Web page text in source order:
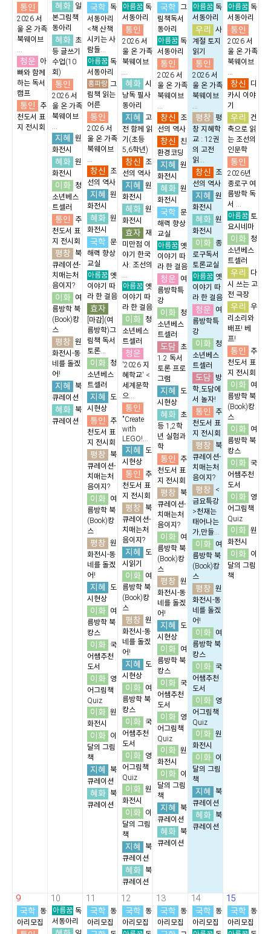
통인
2026 서
울 온 가족
북웨이브
...
청운
아
빠와 함께
하는 독서
캠프
통인
추
천도서 표
지 전시회
혜화
일
본그림책
동아리
혜화
초
등 글쓰기
수업(10
회)
통인
2026 서
울 온 가족
북웨이브
...
지혜
원
화전시
혜화 원
화전시
이화
청
소년베스
트셀러
통인
추
천도서 표
지 전시회
평창
북
큐레이션-
치매는처
음이지?
이화
여
름방학 북
(Book)캉
스
평창 원
화전시-동
네를 돌겠
어!
지혜
북
큐레이션
혜화
북
큐레이션
국학
독
서동아리
<책 산책
시키는 사
람들...
아름꿈 독
서동아리
홍파랑 그
림책 읽는
어른
통인
2026 서
울 온 가족
북웨이브
...
창신
조
선의 역사
지혜
원
화전시
혜화 원
화전시
국학
문
해력 향상
교실
아름꿈 옛
이야기 따
라 한 걸음
효자
[마감](여
름방학)그
림책 독서
토론...
이화
청
소년베스
트셀러
지혜
도
시현상
통인
추
천도서 표
지 전시회
평창
북
큐레이션-
치매는처
음이지?
이화
여
름방학 북
(Book)캉
스
평창 원
화전시-동
네를 돌겠
어!
지혜
도
시현상
이화
여
름방학 북
캉스
이화
국
어쌤추천
도서
이화
영
어그림책
Quiz
이화 원
화전시
이화
이
달의 그림
책
지혜
북
큐레이션
혜화
북
큐레이션
아름꿈 독
서동아리
통인
2026 서
울 온 가족
북웨이브
...
혜화 시
낭독 필사
동아리
지혜
고
전 함께 읽
기(초등
5,6학년)
창신
조
선의 역사
지혜
원
화전시
혜화 원
화전시
효자
재
미만점 이
야기 한국
사: 조선의
...
아름꿈 옛
이야기 따
라 한 걸음
이화
청
소년베스
트셀러
청운
'2026 지
혜학교' <
세계문학
으...
통인
"Create
with
LEGO!...
지혜
도
시현상
통인
추
천도서 표
지 전시회
평창
북
큐레이션-
치매는처
음이지?
지혜
도
시읽기
이화
여
름방학 북
(Book)캉
스
평창 원
화전시-동
네를 돌겠
어!
지혜
도
시현상
이화
여
름방학 북
캉스
이화
국
어쌤추천
도서
이화
영
어그림책
Quiz
이화 원
화전시
이화
이
달의 그림
책
지혜
북
큐레이션
혜화
북
큐레이션
국학
그
림책독서
동아리
아름꿈 독
서동아리
통인
2026 서
울 온 가족
북웨이브
...
창신
조
선의 역사
창신
친
환경코딩
지혜
원
화전시
혜화 원
화전시
국학
문
해력 향상
교실
아름꿈 옛
이야기 따
라 한 걸음
청운
여
름방학특
강
이화
청
소년베스
트셀러
도담
초
1.2 독서
토론 프로
그램
지혜
도
시현상
혜화
초
등 1,2학
년 실험과
학
통인
추
천도서 표
지 전시회
평창
북
큐레이션-
치매는처
음이지?
이화
여
름방학 북
(Book)캉
스
평창 원
화전시-동
네를 돌겠
어!
지혜
도
시현상
이화
여
름방학 북
캉스
이화
국
어쌤추천
도서
이화
영
어그림책
Quiz
이화 원
화전시
이화
이
달의 그림
책
지혜
북
큐레이션
혜화
북
큐레이션
아름꿈 독
서동아리
우리
사
계절 토지
읽기
통인
2026 서
울 온 가족
북웨이브
...
평창 평
창 지혜학
교 : 12권
의 고전
읽...
창신
조
선의 역사
지혜
원
화전시
혜화 원
화전시
이화
종
로구독서
토론교실
아름꿈 옛
이야기 따
라 한 걸음
청운
여
름방학특
강
이화
청
소년베스
트셀러
도담
방
학,도담에
서 놀자!
통인
추
천도서 표
지 전시회
평창
북
큐레이션-
치매는처
음이지?
평창
<
금요특강
>천재는
태어나는
가,만들...
이화
여
름방학 북
(Book)캉
스
평창 원
화전시-동
네를 돌겠
어!
이화
여
름방학 북
캉스
이화
국
어쌤추천
도서
이화
영
어그림책
Quiz
이화 원
화전시
이화
이
달의 그림
책
지혜
북
큐레이션
혜화
북
큐레이션
아름꿈 독
서동아리
통인
2026 서
울 온 가족
북웨이브
...
창신
디
카시 이야
기
우리
건
축으로 읽
는 조선의
인문학
통인
2026년
종로구 여
름방학 독
서 ...
아름꿈 토
요시네마
이화
청
소년베스
트셀러
우리
다
시 쓰는 고
전 극장
우리
우
리소리와
배프! 베
프!
통인
추
천도서 표
지 전시회
이화
여
름방학 북
(Book)캉
스
이화
여
름방학 북
캉스
이화
국
어쌤추천
도서
이화
영
어그림책
Quiz
이화 원
화전시
이화
이
달의 그림
책
9
국학
동
아리모집
10
아름꿈 독
서동아리
11
국학
동
아리모집
12
국학
동
아리모집
13
국학
동
아리모집
14
국학
동
아리모집
15
국학
동
아리모집